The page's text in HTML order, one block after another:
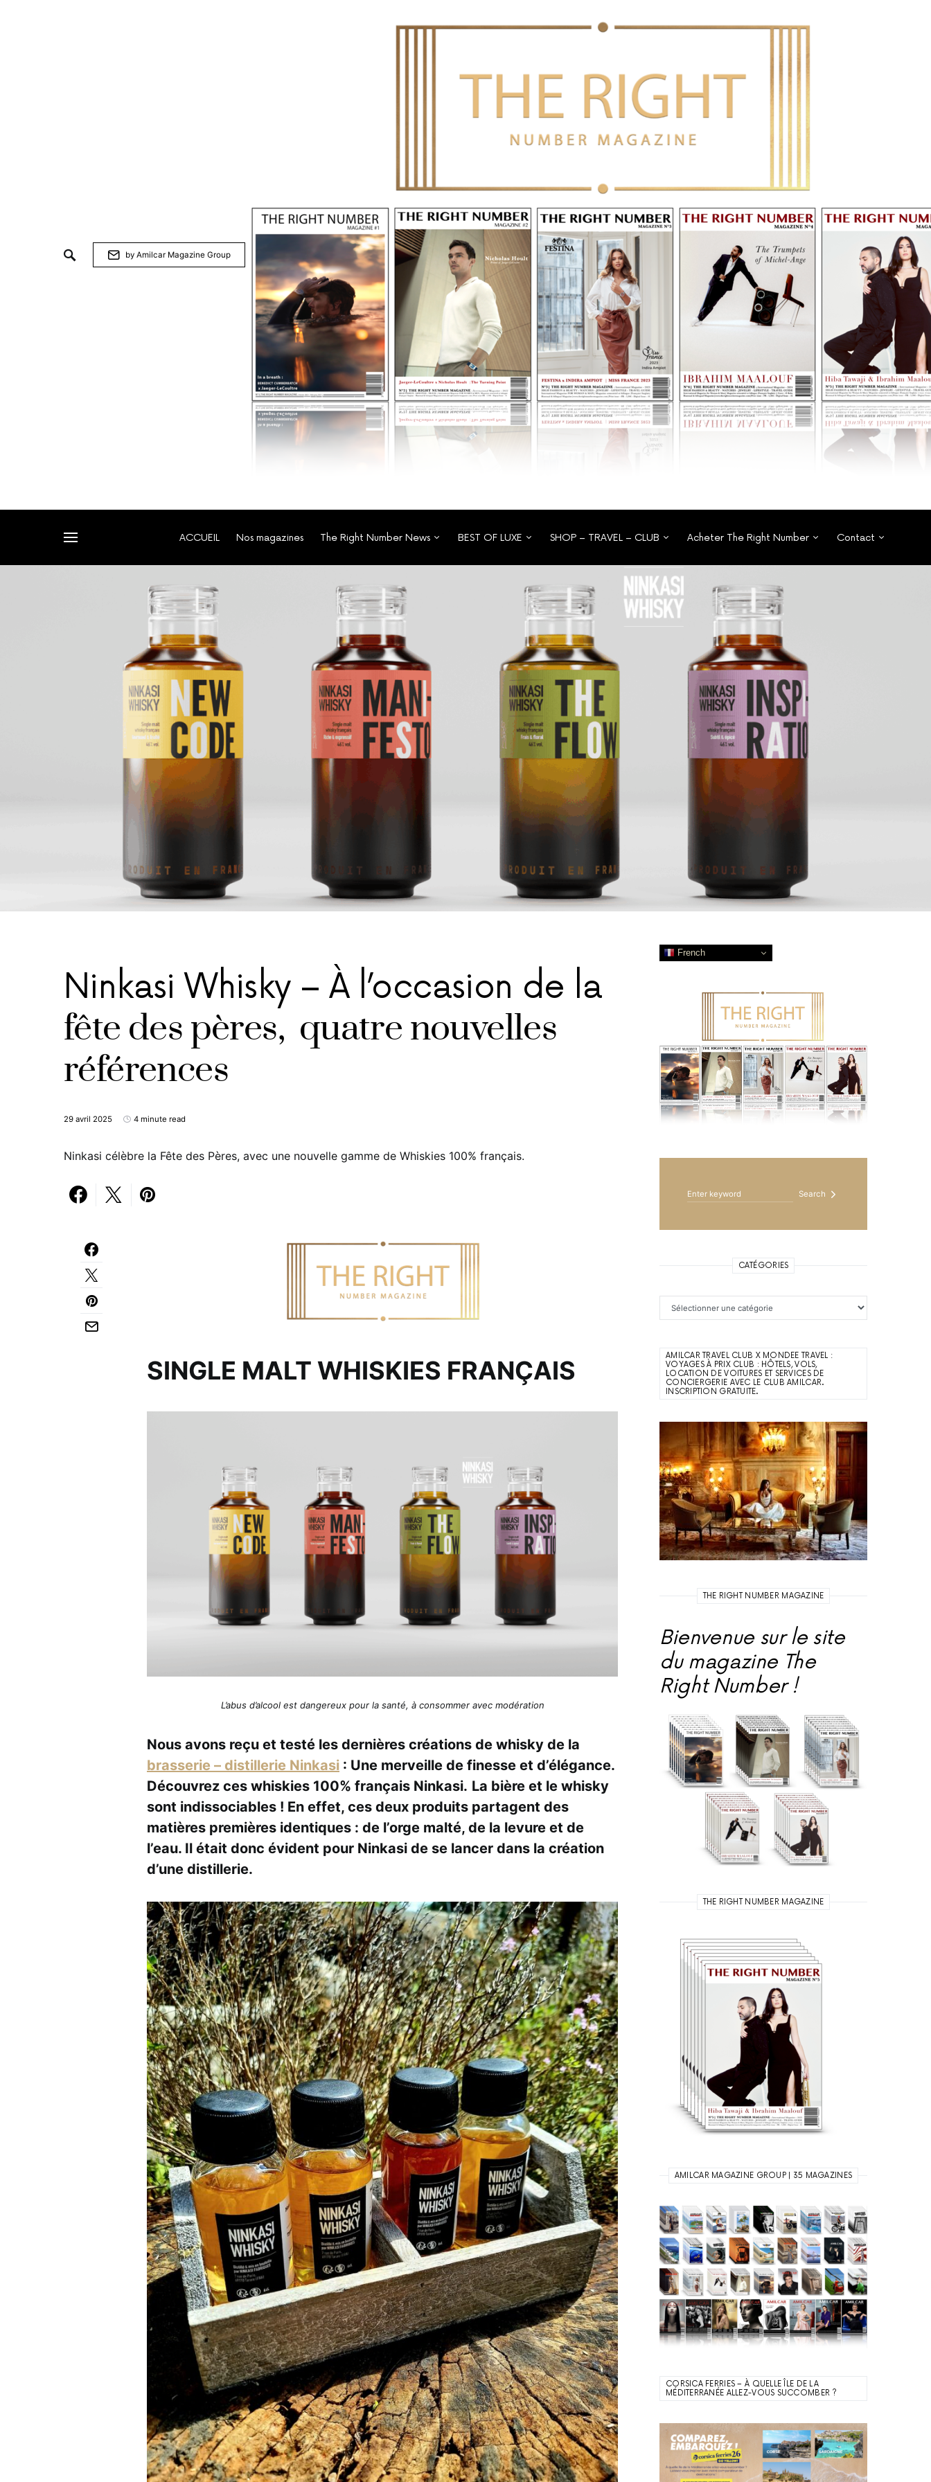
by Amilcar Magazine Group
ACCUEIL Nos magazines The Right Number News BEST OF LUXE SHOP – TRAVEL – CLUB Acheter The Right Number Contact
Ninkasi Whisky – À l’occasion de la
fête des pères, quatre nouvelles
références
29 avril 2025 4 minute read
Ninkasi célèbre la Fête des Pères, avec une nouvelle gamme de Whiskies 100% français.
SINGLE MALT WHISKIES FRANÇAIS
L’abus d’alcool est dangereux pour la santé, à consommer avec modération
Nous avons reçu et testé les dernières créations de whisky de la
brasserie – distillerie Ninkasi : Une merveille de finesse et d’élégance.
Découvrez ces whiskies 100% français Ninkasi. La bière et le whisky
sont indissociables ! En effet, ces deux produits partagent des
matières premières identiques : de l’orge malté, de la levure et de
l’eau. Il était donc évident pour Ninkasi de se lancer dans la création
d’une distillerie.
French
Search
CATÉGORIES
AMILCAR TRAVEL CLUB X MONDEE TRAVEL :
VOYAGES À PRIX CLUB : HÔTELS, VOLS,
LOCATION DE VOITURES ET SERVICES DE
CONCIERGERIE AVEC LE CLUB AMILCAR.
INSCRIPTION GRATUITE.
THE RIGHT NUMBER MAGAZINE
Bienvenue sur le site
du magazine The
Right Number !
THE RIGHT NUMBER MAGAZINE
AMILCAR MAGAZINE GROUP | 35 MAGAZINES
CORSICA FERRIES – À QUELLE ÎLE DE LA
MÉDITERRANÉE ALLEZ-VOUS SUCCOMBER ?